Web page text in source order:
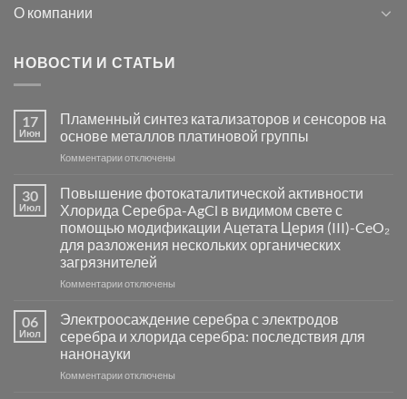
О компании
НОВОСТИ И СТАТЬИ
17
Июн
Пламенный синтез катализаторов и сенсоров на
основе металлов платиновой группы
Комментариик
Пламенный
синтез
катализаторов
и
сенсоров
на
основе
группы
отключены
30
Июл
Повышение фотокаталитической активности
Хлорида Серебра-AgCl в видимом свете с
помощью модификации Ацетата Церия (III)-CeO₂
для разложения нескольких органических
загрязнителей
Комментариик
фотокаталитической
активности
Хлорида
Серебра-
отключены
06
Июл
Электроосаждение серебра с электродов
серебра и хлорида серебра: последствия для
нанонауки
Комментариикотключены